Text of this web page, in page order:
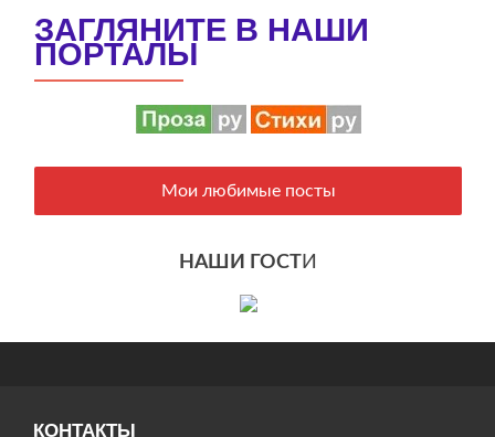
ЗАГЛЯНИТЕ В НАШИ
ПОРТАЛЫ
Мои любимые посты
НАШИ ГОСТИ
КОНТАКТЫ